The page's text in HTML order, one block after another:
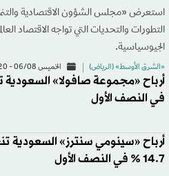
استعرض «مجلس الشؤون الاقتصادية
التطورات والتحديات التي تواجه الاقتصاد
الجيوسياسية.
«الشرق الأوسط» (الرياض) الخميس 06/08 - 18:20
في النصف الأول
أرباح «سينومي سنترز»
14.7 % في النصف الأول